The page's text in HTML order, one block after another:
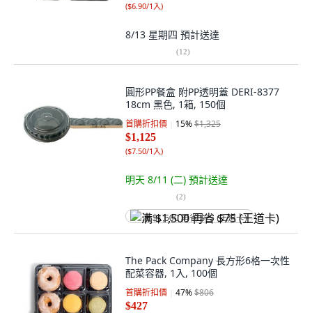
($6.90/1入)
8/13 星期四 預計送達
(12)
圓形PP餐盒 附PP透明蓋 DERI-8377
18cm 黑色, 1箱, 150個
首購折扣價 15%$1,325
$1,125
($7.50/1入)
明天 8/11 (二) 預計送達
(2)
满 $1,500 再省 $75 (王道卡)
The Pack Company 長方形6格一次性
配菜容器, 1入, 100個
首購折扣價 47%$806
$427